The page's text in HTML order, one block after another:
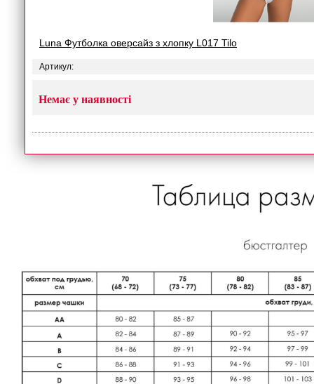
Luna Футболка оверсайз з хлопку L017 Tilo
Артикул:
Немає у наявності